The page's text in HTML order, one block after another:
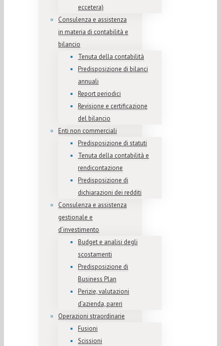
eccetera)
Consulenza e assistenza
in materia di contabilità e
bilancio
Tenuta della contabilità
Predisposizione di bilanci
annuali
Report periodici
Revisione e certificazione
del bilancio
Enti non commerciali
Predisposizione di statuti
Tenuta della contabilità e
rendicontazione
Predisposizione di
dichiarazioni dei redditi
Consulenza e assistenza
gestionale e
d’investimento
Budget e analisi degli
scostamenti
Predisposizione di
Business Plan
Perizie, valutazioni
d’azienda, pareri
Operazioni straordinarie
Fusioni
Scissioni